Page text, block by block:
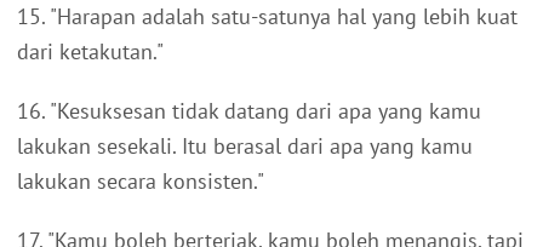
15. "Harapan adalah satu-satunya hal yang lebih kuat
dari ketakutan."
16. "Kesuksesan tidak datang dari apa yang kamu
lakukan sesekali. Itu berasal dari apa yang kamu
lakukan secara konsisten."
17. "Kamu boleh berteriak, kamu boleh menangis, tapi